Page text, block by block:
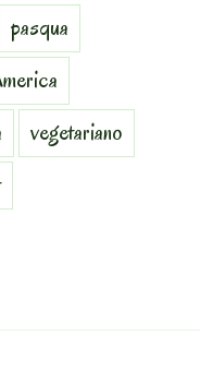
pasqua
vegetariano